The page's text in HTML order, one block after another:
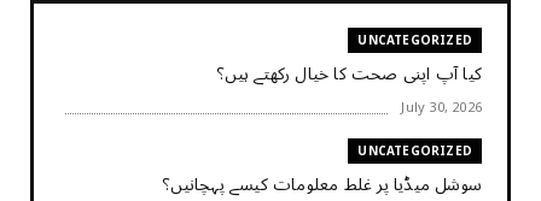
UNCATEGORIZED
کیا آپ اپنی صحت کا خیال رکھتے ہیں؟
July 30, 2026
UNCATEGORIZED
سوشل میڈیا پر غلط معلومات کیسے پہچانیں؟